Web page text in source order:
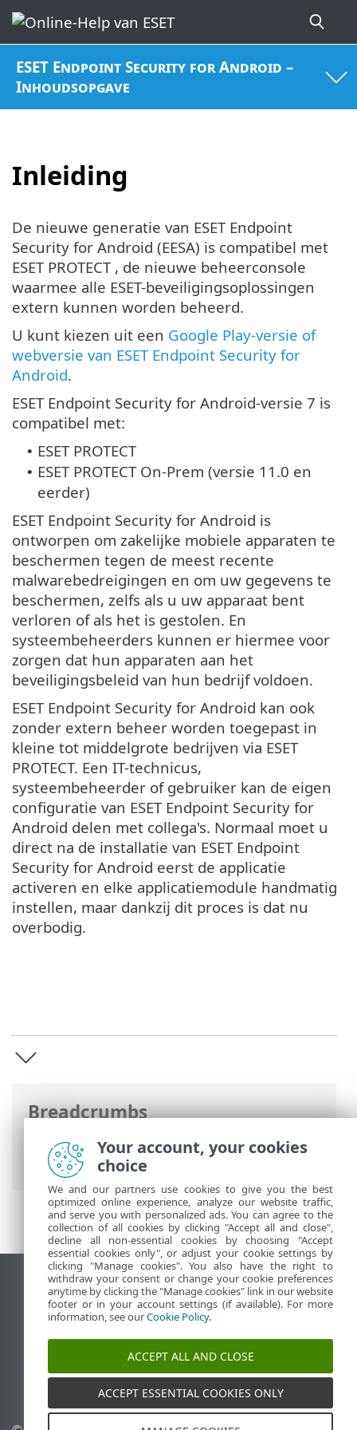
ESET Endpoint Security for Android –
Inhoudsopgave
Inleiding
Breadcrumbs
Online-Help van ESET>ESET Endpoint
Security for Android
Inleiding
De nieuwe generatie van ESET Endpoint
Security for Android (EESA) is compatibel met
ESET PROTECT , de nieuwe beheerconsole
waarmee alle ESET-beveiligingsoplossingen
extern kunnen worden beheerd.
U kunt kiezen uit een Google Play-versie of
webversie van ESET Endpoint Security for
Android.
ESET Endpoint Security for Android-versie 7 is
compatibel met:
• ESET PROTECT
• ESET PROTECT On-Prem (versie 11.0 en
eerder)
ESET Endpoint Security for Android is
ontworpen om zakelijke mobiele apparaten te
beschermen tegen de meest recente
malwarebedreigingen en om uw gegevens te
beschermen, zelfs als u uw apparaat bent
verloren of als het is gestolen. En
systeembeheerders kunnen er hiermee voor
zorgen dat hun apparaten aan het
beveiligingsbeleid van hun bedrijf voldoen.
ESET Endpoint Security for Android kan ook
zonder extern beheer worden toegepast in
kleine tot middelgrote bedrijven via ESET
PROTECT. Een IT-technicus,
systeembeheerder of gebruiker kan de eigen
configuratie van ESET Endpoint Security for
Android delen met collega's. Normaal moet u
direct na de installatie van ESET Endpoint
Security for Android eerst de applicatie
activeren en elke applicatiemodule handmatig
instellen, maar dankzij dit proces is dat nu
overbodig.
Bureaubladwebsite weergeven
End of Life
ESET Kennisbank
ESET-forum
ESET Status Portal
Regionale ondersteuning
Your account, your cookies
choice
We and our partners use cookies to give you the best
optimized online experience, analyze our website traffic,
and serve you with personalized ads. You can agree to the
collection of all cookies by clicking "Accept all and close",
decline all non-essential cookies by choosing "Accept
essential cookies only", or adjust your cookie settings by
clicking "Manage cookies". You also have the right to
withdraw your consent or change your cookie preferences
anytime by clicking the "Manage cookies" link in our website
footer or in your account settings (if available). For more
information, see ourCookie Policy.
ACCEPT ALL AND CLOSE
ACCEPT ESSENTIAL COOKIES ONLY